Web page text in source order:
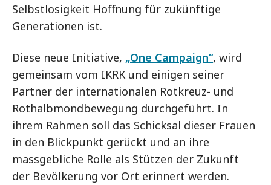
Selbstlosigkeit Hoffnung für zukünftige
Generationen ist.
Diese neue Initiative, „One Campaign“, wird
gemeinsam vom IKRK und einigen seiner
Partner der internationalen Rotkreuz- und
Rothalbmondbewegung durchgeführt. In
ihrem Rahmen soll das Schicksal dieser Frauen
in den Blickpunkt gerückt und an ihre
massgebliche Rolle als Stützen der Zukunft
der Bevölkerung vor Ort erinnert werden.